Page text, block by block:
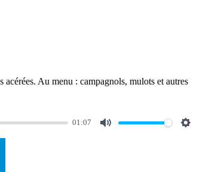
acérées. Au menu : campagnols, mulots et autres
01:07